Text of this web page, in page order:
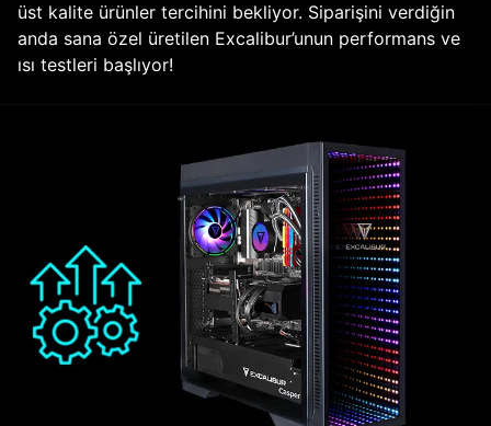
üst kalite ürünler tercihini bekliyor. Siparişini verdiğin
anda sana özel üretilen Excalibur’unun performans ve
ısı testleri başlıyor!